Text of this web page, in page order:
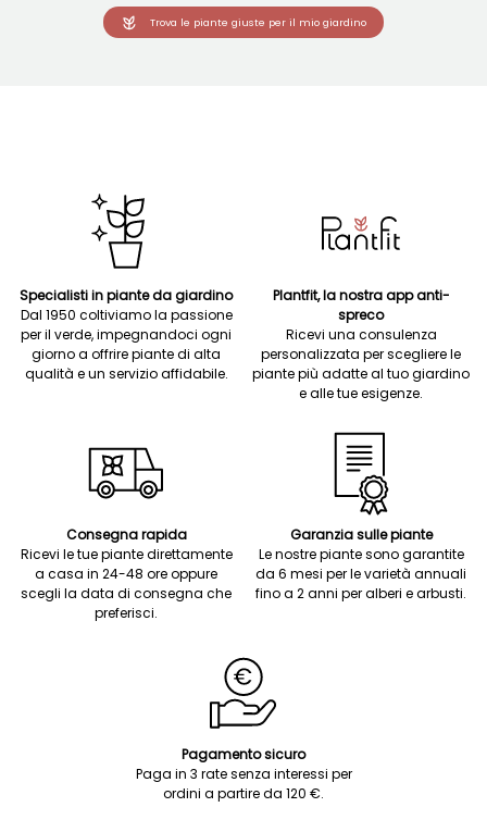
Trova le piante giuste per il mio giardino
Specialisti in piante da giardino
Dal 1950 coltiviamo la passione
per il verde, impegnandoci ogni
giorno a offrire piante di alta
qualità e un servizio affidabile.
Plantfit, la nostra app anti-
spreco
Ricevi una consulenza
personalizzata per scegliere le
piante più adatte al tuo giardino
e alle tue esigenze.
Consegna rapida
Ricevi le tue piante direttamente
a casa in 24-48 ore oppure
scegli la data di consegna che
preferisci.
Garanzia sulle piante
Le nostre piante sono garantite
da 6 mesi per le varietà annuali
fino a 2 anni per alberi e arbusti.
Pagamento sicuro
Paga in 3 rate senza interessi per
ordini a partire da 120 €.